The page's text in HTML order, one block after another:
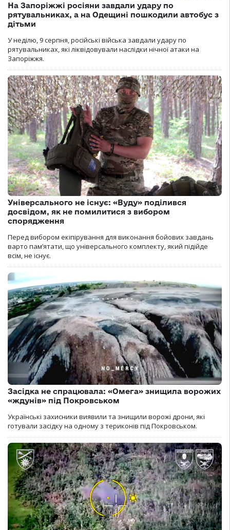
На Запоріжжі росіяни завдали удару по
рятувальниках, а на Одещині пошкодили автобус з
дітьми
У неділю, 9 серпня, російські війська завдали удару по
рятувальниках, які ліквідовували наслідки нічної атаки на
Запоріжжя.
Універсального не існує: «Вуду» поділився
досвідом, як не помилитися з вибором
спорядження
Перед вибором екіпірування для виконання бойових завдань
варто пам’ятати, що універсального комплекту, який підійде
всім, не існує.
Засідка не спрацювала: «Омега» знищила ворожих
«ждунів» під Покровськом
Українські захисники виявили та знищили ворожі дрони, які
готували засідку на одному з териконів під Покровськом.